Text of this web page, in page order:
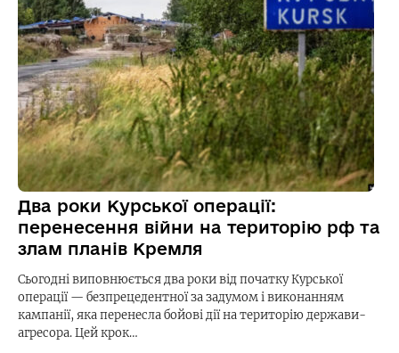
Два роки Курської операції:
перенесення війни на територію рф та
злам планів Кремля
Сьогодні виповнюється два роки від початку Курської
операції — безпрецедентної за задумом і виконанням
кампанії, яка перенесла бойові дії на територію держави-
агресора. Цей крок…